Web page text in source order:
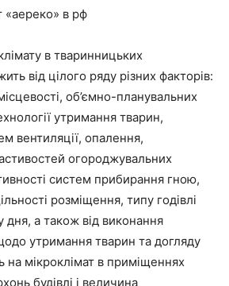
«аереко» в рф
в тваринницьких
від цілого ряду різних факторів:
об’ємно-планувальних
утримання тварин,
вентиляції, опалення,
огороджувальних
систем прибирання гною,
розміщення, типу годівлі
дня, а також від виконання
утримання тварин та догляду
мікроклімат в приміщеннях
будівлі і величина